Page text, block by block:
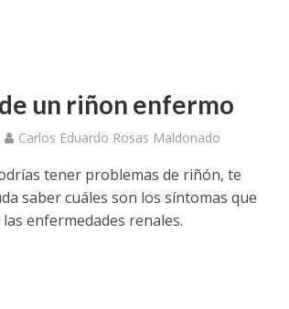
un riñon enfermo
Carlos Eduardo Rosas Maldonado
tener problemas de riñón, te
saber cuáles son los síntomas que
enfermedades renales.